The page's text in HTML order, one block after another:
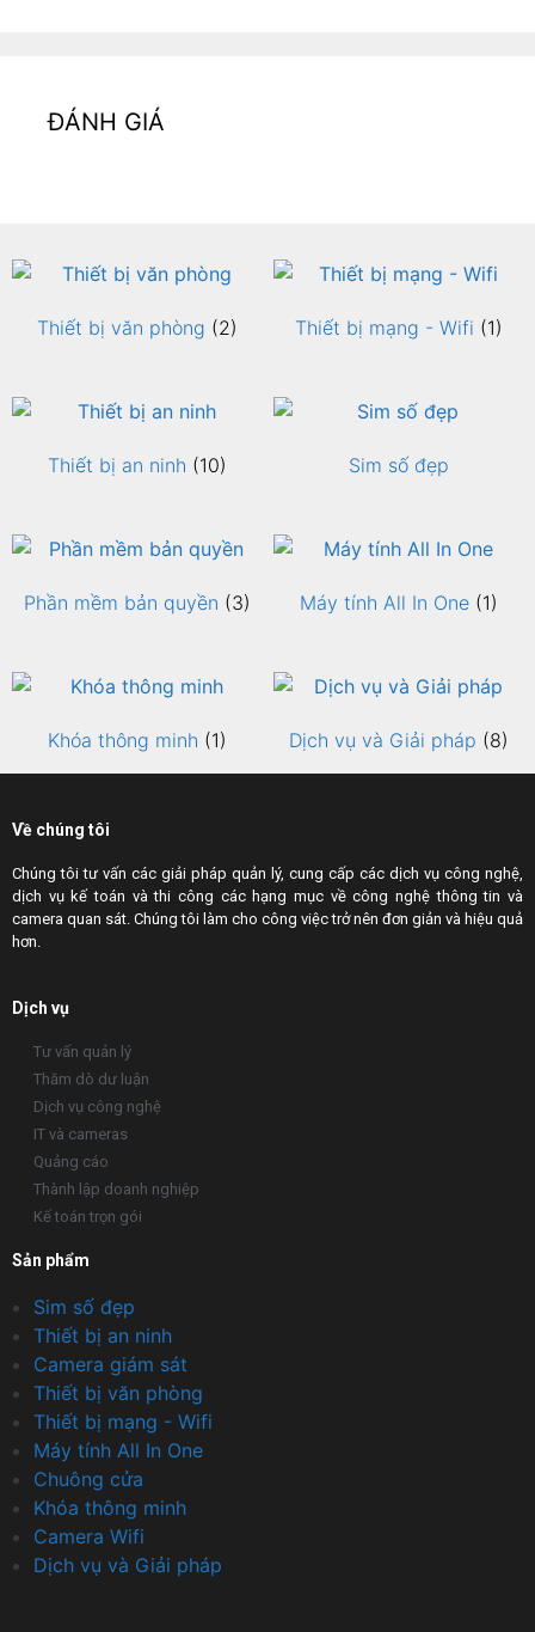
ĐÁNH GIÁ
Thiết bị văn phòng (2) Thiết bị mạng - Wifi (1)
Thiết bị an ninh (10) Sim số đẹp
Phần mềm bản quyền (3) Máy tính All In One (1)
Khóa thông minh (1) Dịch vụ và Giải pháp (8)
Về chúng tôi
Chúng tôi tư vấn các giải pháp quản lý, cung cấp các dịch vụ công nghệ,
dịch vụ kế toán và thi công các hạng mục về công nghệ thông tin và
camera quan sát. Chúng tôi làm cho công việc trở nên đơn giản và hiệu quả
hơn.
Dịch vụ
Tư vấn quản lý
Thăm dò dư luận
Dịch vụ công nghệ
IT và cameras
Quảng cáo
Thành lập doanh nghiệp
Kế toán trọn gói
Sản phẩm
Sim số đẹp
Thiết bị an ninh
Camera giám sát
Thiết bị văn phòng
Thiết bị mạng - Wifi
Máy tính All In One
Chuông cửa
Khóa thông minh
Camera Wifi
Dịch vụ và Giải pháp